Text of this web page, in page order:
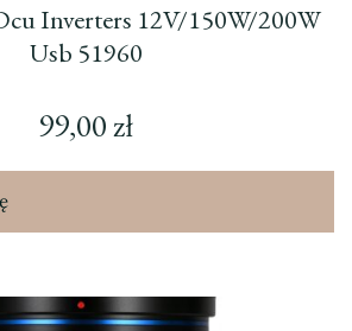
Inverters 12V/150W/200W
Usb 51960
99,00zł